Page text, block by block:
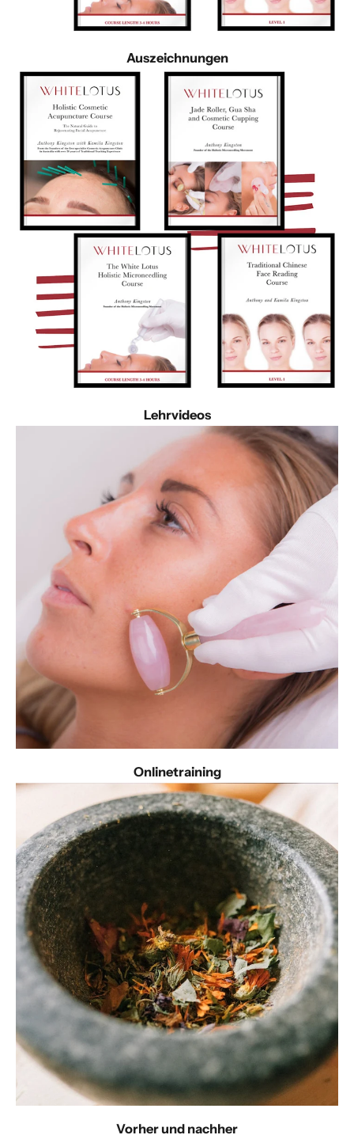
Auszeichnungen
Lehrvideos
Onlinetraining
Vorher und nachher